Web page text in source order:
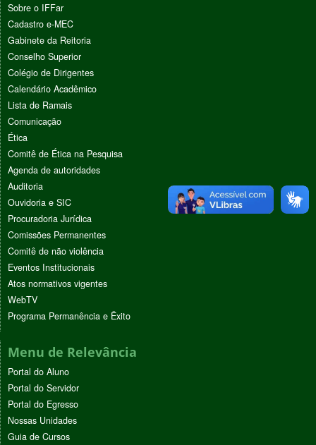
Sobre o IFFar
Cadastro e-MEC
Gabinete da Reitoria
Conselho Superior
Colégio de Dirigentes
Calendário Acadêmico
Lista de Ramais
Comunicação
Ética
Comitê de Ética na Pesquisa
Agenda de autoridades
Auditoria
Ouvidoria e SIC
Procuradoria Jurídica
Comissões Permanentes
Comitê de não violência
Eventos Institucionais
Atos normativos vigentes
WebTV
Programa Permanência e Êxito
Menu de Relevância
Portal do Aluno
Portal do Servidor
Portal do Egresso
Nossas Unidades
Guia de Cursos